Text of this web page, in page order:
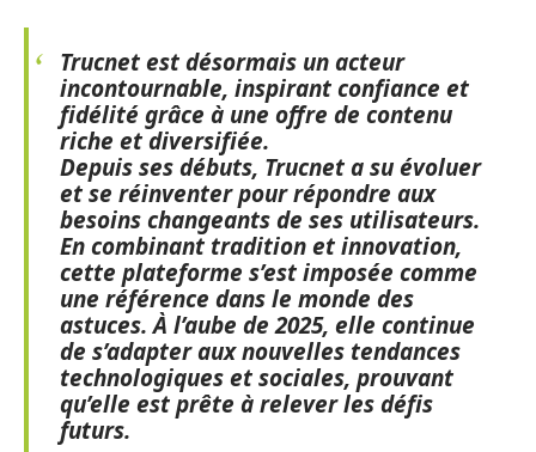
Trucnet est désormais un acteur
incontournable, inspirant confiance et
fidélité grâce à une offre de contenu
riche et diversifiée.
Depuis ses débuts, Trucnet a su évoluer
et se réinventer pour répondre aux
besoins changeants de ses utilisateurs.
En combinant tradition et innovation,
cette plateforme s’est imposée comme
une référence dans le monde des
astuces.À l’aube de 2025, elle continue
de s’adapter aux nouvelles tendances
technologiques et sociales, prouvant
qu’elle est prête à relever les défis
futurs.